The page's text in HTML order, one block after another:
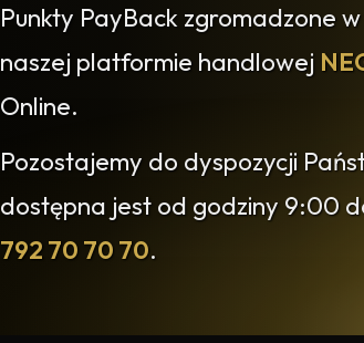
Punkty PayBack zgromadzone
naszej platformie handlowej
Online.
Pozostajemy do dyspozycji
dostępna jest od godziny 9:00
792 70 70 70.